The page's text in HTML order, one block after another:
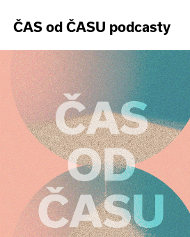
ČAS od ČASU podcasty